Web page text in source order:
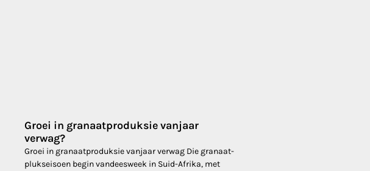
Groei in granaatproduksie vanjaar
verwag?
Groei in granaatproduksie vanjaar verwag Die granaat-
plukseisoen begin vandeesweek in Suid-Afrika, met